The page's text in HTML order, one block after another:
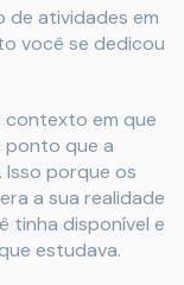
de atividades em
você se dedicou
contexto em que
ponto que a
Isso porque os
a sua realidade
tinha disponível e
estudava.